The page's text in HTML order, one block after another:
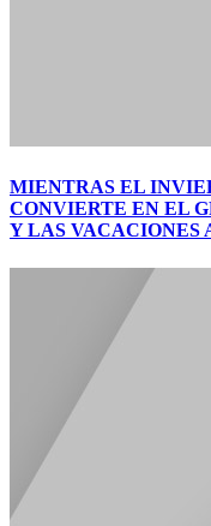
MIENTRAS EL
CONVIERTE EN EL
Y LAS VACACIONES